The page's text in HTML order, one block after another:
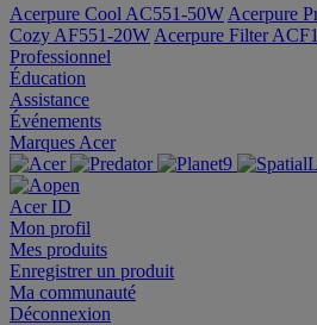
Acerpure Cool AC551-50W Acerpure
Cozy AF551-20W Acerpure Filter
Professionnel
Éducation
Assistance
Événements
Marques Acer
Acer ID
Mon profil
Mes produits
Enregistrer un produit
Ma communauté
Déconnexion